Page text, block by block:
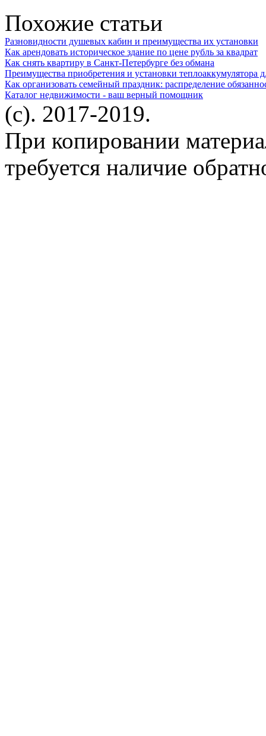
Похожие статьи
Разновидности душевых кабин и преимущества их установки
Как арендовать историческое здание по цене рубль за квадрат
Как снять квартиру в Санкт-Петербурге без обмана
Преимущества приобретения и установки теплоаккумулятора
Как организовать семейный праздник: распределение
Каталог недвижимости - ваш верный помощник
(c). 2017-2019.
При копировании
требуется наличие